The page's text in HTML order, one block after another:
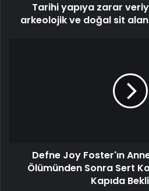
Tarihi yapıya zarar
arkeolojik ve doğal sit
Defne Joy Foster'ın
Ölümünden Sonra Sert
Kapıda